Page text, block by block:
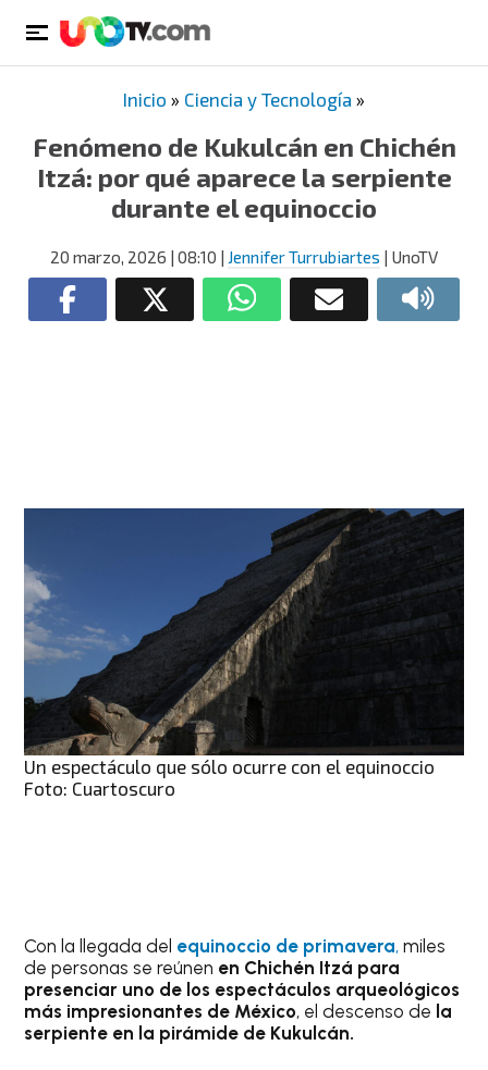
Inicio » Ciencia y Tecnología »
Fenómeno de Kukulcán en Chichén
Itzá: por qué aparece la serpiente
durante el equinoccio
20 marzo, 2026 | 08:10 | Jennifer Turrubiartes | UnoTV
Un espectáculo que sólo ocurre con el equinoccio
Foto: Cuartoscuro
Con la llegada del equinoccio de primavera, miles
de personas se reúnen en Chichén Itzá para
presenciar uno de los espectáculos arqueológicos
más impresionantes de México, el descenso de la
serpiente en la pirámide de Kukulcán.